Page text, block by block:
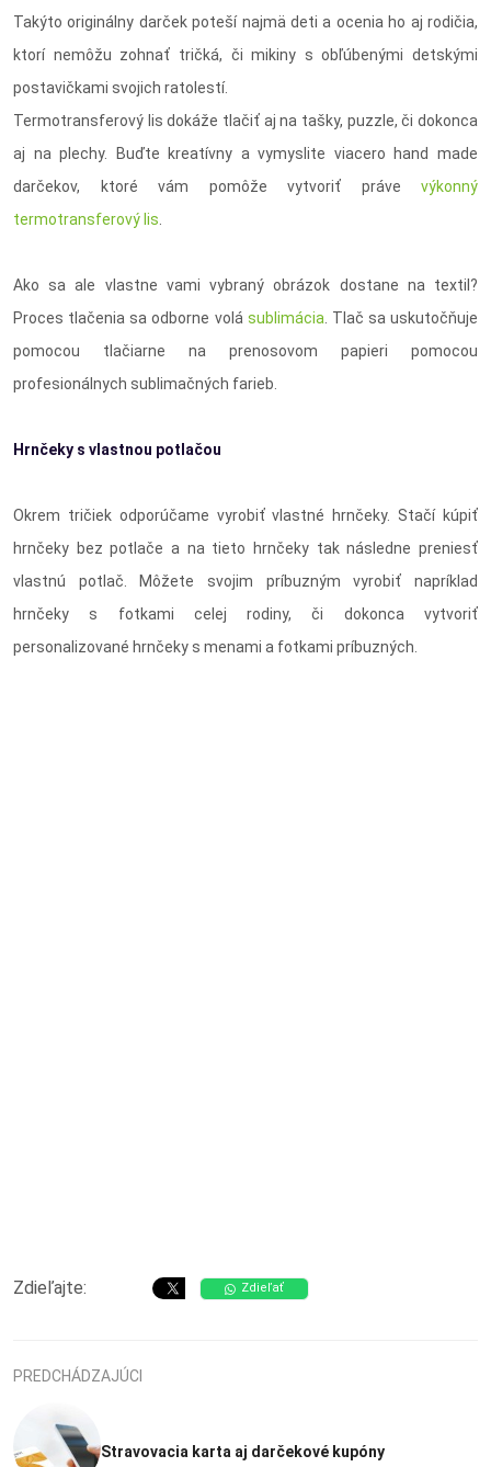
Takýto originálny darček poteší najmä deti a ocenia ho aj rodičia,
ktorí nemôžu zohnať tričká, či mikiny s obľúbenými detskými
postavičkami svojich ratolestí.
Termotransferový lis dokáže tlačiť aj na tašky, puzzle, či dokonca
aj na plechy. Buďte kreatívny a vymyslite viacero hand made
darčekov, ktoré vám pomôže vytvoriť práve výkonný
termotransferový lis
Ako sa ale vlastne vami vybraný obrázok dostane na textil?
Proces tlačenia sa odborne volá sublimácia . Tlač sa uskutočňuje
pomocou tlačiarne na prenosovom papieri pomocou
profesionálnych sublimačných farieb.
Hrnčeky s vlastnou potlačou
Okrem tričiek odporúčame vyrobiť vlastné hrnčeky. Stačí kúpiť
hrnčeky bez potlače a na tieto hrnčeky tak následne preniesť
vlastnú potlač. Môžete svojim príbuzným vyrobiť napríklad
hrnčeky s fotkami celej rodiny, či dokonca vytvoriť
personalizované hrnčeky s menami a fotkami príbuzných.
Zdieľajte: Zdieľať
PREDCHÁDZAJÚCI
Stravovacia karta aj darčekové kupóny